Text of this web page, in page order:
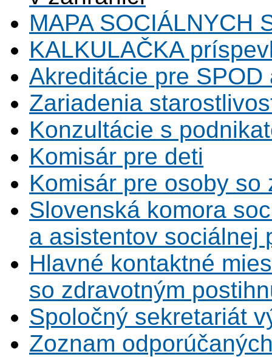
MAPA SOCIÁLNYCH
KALKULAČKA
Akreditácie pre
Zariadenia
Konzultácie s
Komisár pre deti
Komisár pre osoby
Slovenská komora
a asistentov sociálnej
Hlavné kontaktné
so zdravotným
Spoločný sekretariát
Zoznam